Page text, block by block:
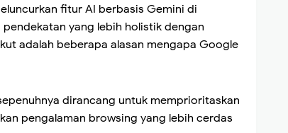
fitur AI berbasis Gemini di
yang lebih holistik dengan
adalah beberapa alasan mengapa Google
dirancang untuk memprioritaskan
pengalaman browsing yang lebih cerdas